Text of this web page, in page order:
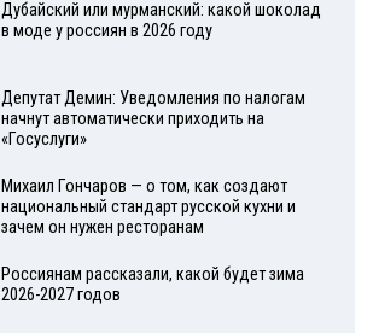
Дубайский или мурманский: какой шоколад
в моде у россиян в 2026 году
Депутат Демин: Уведомления по налогам
начнут автоматически приходить на
«Госуслуги»
Михаил Гончаров — о том, как создают
национальный стандарт русской кухни и
зачем он нужен ресторанам
Россиянам рассказали, какой будет зима
2026-2027 годов